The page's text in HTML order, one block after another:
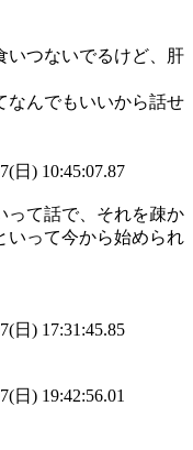
いつないでるけど、肝
なんでもいいから話せ
日) 10:45:07.87
って話で、それを疎か
いって今から始められ
日) 17:31:45.85
日) 19:42:56.01